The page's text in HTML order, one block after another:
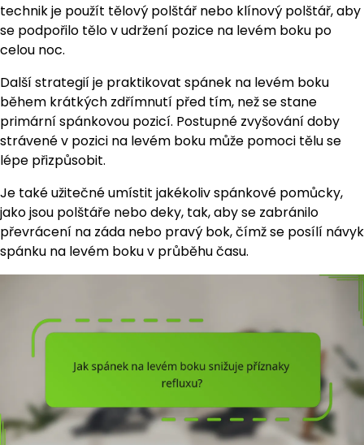
technik je použít tělový polštář nebo klínový polštář, aby
se podpořilo tělo v udržení pozice na levém boku po
celou noc.
Další strategií je praktikovat spánek na levém boku
během krátkých zdřímnutí před tím, než se stane
primární spánkovou pozicí. Postupné zvyšování doby
strávené v pozici na levém boku může pomoci tělu se
lépe přizpůsobit.
Je také užitečné umístit jakékoliv spánkové pomůcky,
jako jsou polštáře nebo deky, tak, aby se zabránilo
převrácení na záda nebo pravý bok, čímž se posílí návyk
spánku na levém boku v průběhu času.